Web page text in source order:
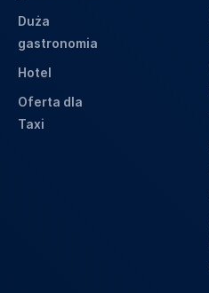
Duża
gastronomia
Hotel
Oferta dla
Taxi